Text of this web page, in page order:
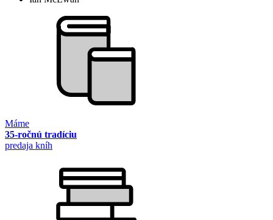
Máme
35-ročnú tradíciu
predaja kníh